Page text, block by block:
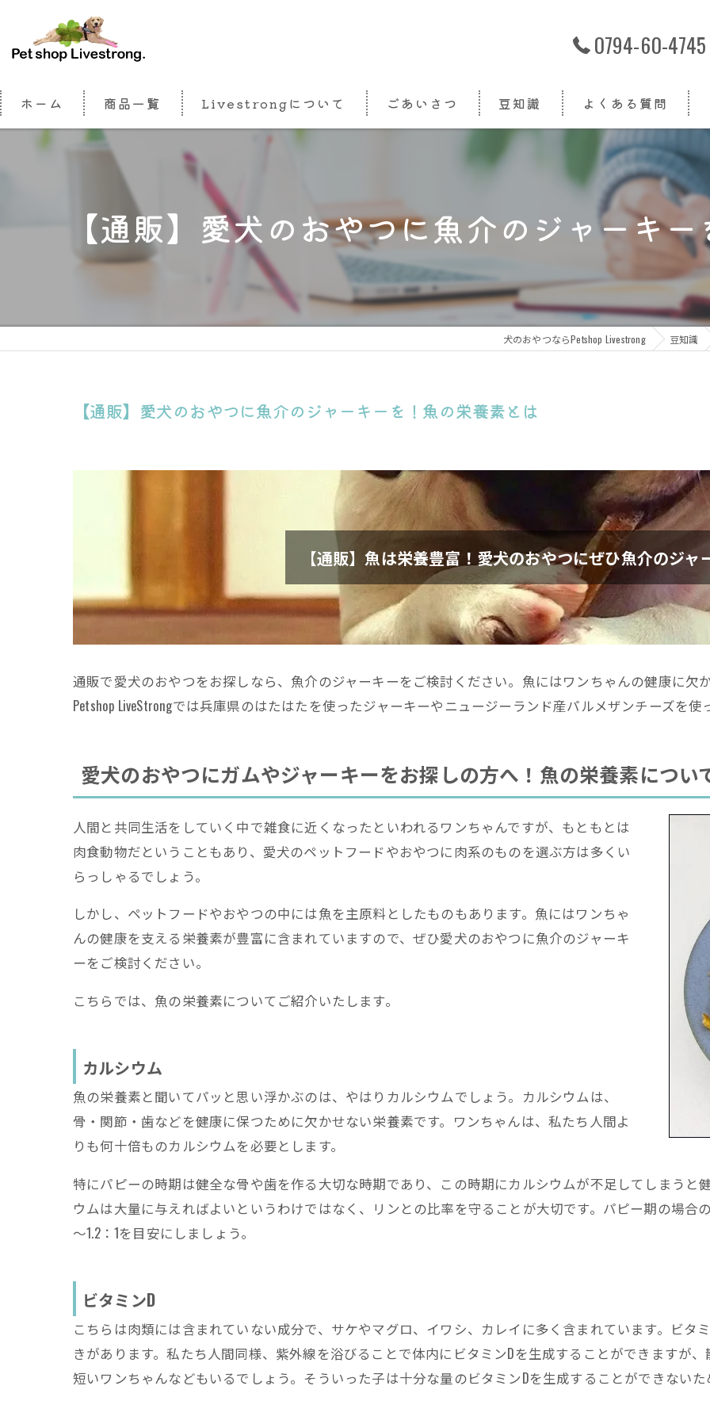
0794-60-4745
ホーム 商品一覧 Livestrongについて ごあいさつ 豆知識 よくある質問
【通販】愛犬のおやつに魚介のジャーキ
犬のおやつならPetshop Livestrong 豆知識
【通販】愛犬のおやつに魚介のジャーキーを！魚の栄養素とは
【通販】魚は栄養豊富！愛犬のおやつにぜひ魚介のジャ
通販で愛犬のおやつをお探しなら、魚介のジャーキーをご検討ください。魚にはワンちゃんの健康に欠
Petshop LiveStrongでは兵庫県のはたはたを使ったジャーキーやニュージーランド産パルメザンチーズを
愛犬のおやつにガムやジャーキーをお探しの方へ！魚の栄養素につい
人間と共同生活をしていく中で雑食に近くなったといわれるワンちゃんですが、もともとは
肉食動物だということもあり、愛犬のペットフードやおやつに肉系のものを選ぶ方は多くい
らっしゃるでしょう。
しかし、ペットフードやおやつの中には魚を主原料としたものもあります。魚にはワンちゃ
んの健康を支える栄養素が豊富に含まれていますので、ぜひ愛犬のおやつに魚介のジャーキ
ーをご検討ください。
こちらでは、魚の栄養素についてご紹介いたします。
カルシウム
魚の栄養素と聞いてパッと思い浮かぶのは、やはりカルシウムでしょう。カルシウムは、
骨・関節・歯などを健康に保つために欠かせない栄養素です。ワンちゃんは、私たち人間よ
りも何十倍ものカルシウムを必要とします。
特にパピーの時期は健全な骨や歯を作る大切な時期であり、この時期にカルシウムが不足してしまうと
ウムは大量に与えればよいというわけではなく、リンとの比率を守ることが大切です。パピー期の場合
～1.2：1を目安にしましょう。
ビタミンD
こちらは肉類には含まれていない成分で、サケやマグロ、イワシ、カレイに多く含まれています。ビタ
きがあります。私たち人間同様、紫外線を浴びることで体内にビタミンDを生成することができますが
短いワンちゃんなどもいるでしょう。そういった子は十分な量のビタミンDを生成することができない